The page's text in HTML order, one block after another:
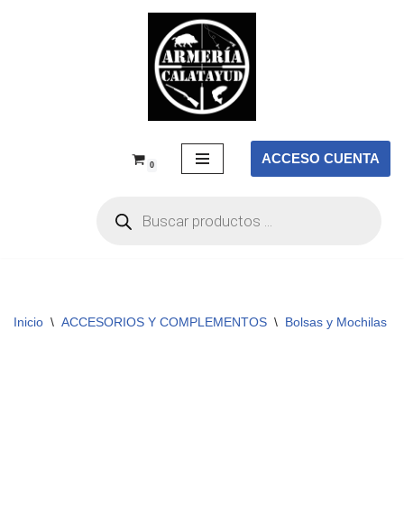
0 ACCESO CUENTA
Inicio \ ACCESORIOS Y COMPLEMENTOS \ Bolsas y Mochilas